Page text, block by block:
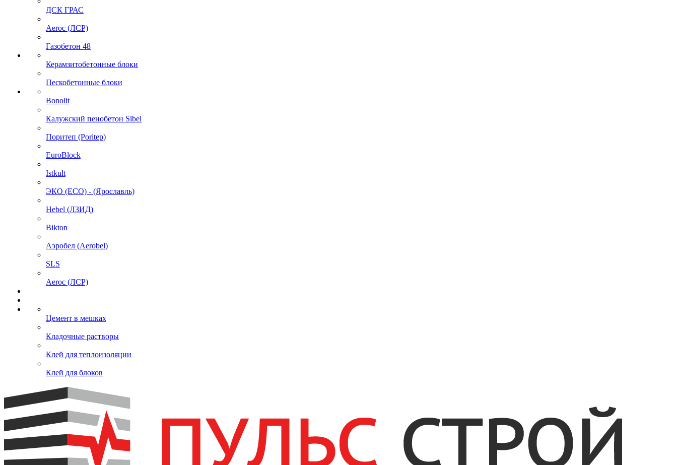
ДСК ГРАС
Aeroc (ЛСР)
Газобетон 48
Керамзитобетонные блоки
Пескобетонные блоки
Bonolit
Калужский пенобетон Sibel
Поритеп (Poritep)
EuroBlock
Istkult
ЭКО (ECO) - (Ярославль)
Hebel (ЛЗИД)
Bikton
Аэробел (Aerobel)
SLS
Aeroc (ЛСР)
Цемент в мешках
Кладочные растворы
Клей для теплоизоляции
Клей для блоков